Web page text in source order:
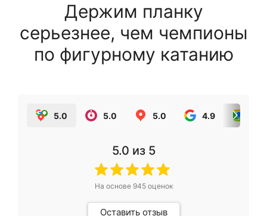
Держим планку
серьезнее, чем чемпионы
по фигурному катанию
5.0 5.0 5.0 4.9
5.0 из 5
На основе 945оценок
Оставить отзыв